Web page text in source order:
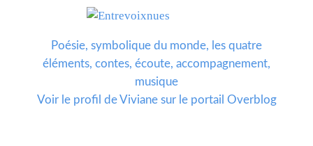
Poésie, symbolique du monde, les quatre
éléments, contes, écoute, accompagnement,
musique
Voir le profil deVivianesur le portail Overblog